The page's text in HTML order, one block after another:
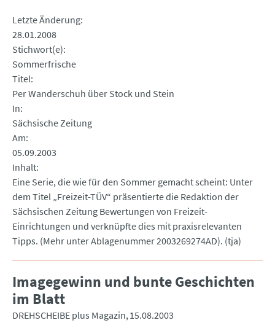
Letzte Änderung
28.01.2008
Stichwort(e)
Sommerfrische
Titel
Per Wanderschuh über Stock und Stein
In
Sächsische Zeitung
Am
05.09.2003
Inhalt
Eine Serie, die wie für den Sommer gemacht scheint: Unter
dem Titel „Freizeit-TÜV“ präsentierte die Redaktion der
Sächsischen Zeitung Bewertungen von Freizeit-
Einrichtungen und verknüpfte dies mit praxisrelevanten
Tipps. (Mehr unter Ablagenummer 2003269274AD). (tja)
Imagegewinn und bunte Geschichten
im Blatt
DREHSCHEIBE plus Magazin 15.08.2003